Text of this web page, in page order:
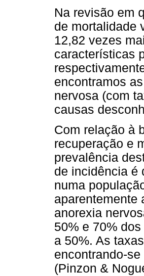
Na revisão em
de mortalidade
12,82 vezes
características
encontramos
nervosa (com
causas
Com relação à
recuperação e
prevalência
de incidência é
numa
aparentemente
anorexia
50% e 70%
a 50%. As
encontrando-
(Pinzon &